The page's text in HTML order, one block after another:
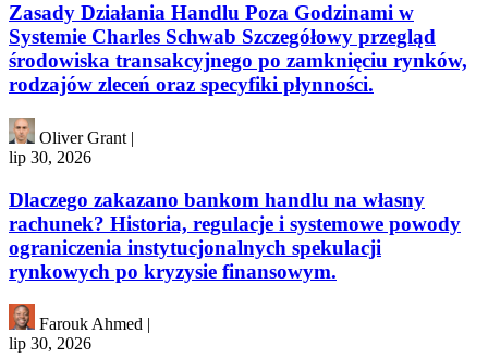
Zasady Działania Handlu Poza Godzinami w
Systemie Charles Schwab Szczegółowy przegląd
środowiska transakcyjnego po zamknięciu rynków,
rodzajów zleceń oraz specyfiki płynności.
Oliver Grant |
lip 30, 2026
Dlaczego zakazano bankom handlu na własny
rachunek? Historia, regulacje i systemowe powody
ograniczenia instytucjonalnych spekulacji
rynkowych po kryzysie finansowym.
Farouk Ahmed |
lip 30, 2026